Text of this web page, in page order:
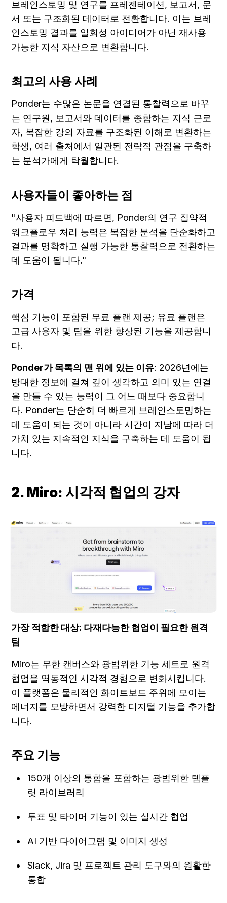
브레인스토밍 및 연구를 프레젠테이션, 보고서, 문
서 또는 구조화된 데이터로 전환합니다. 이는 브레
인스토밍 결과를 일회성 아이디어가 아닌 재사용
가능한 지식 자산으로 변환합니다.
최고의 사용 사례
Ponder는 수많은 논문을 연결된 통찰력으로 바꾸
는 연구원, 보고서와 데이터를 종합하는 지식 근로
자, 복잡한 강의 자료를 구조화된 이해로 변환하는
학생, 여러 출처에서 일관된 전략적 관점을 구축하
는 분석가에게 탁월합니다.
사용자들이 좋아하는 점
"사용자 피드백에 따르면, Ponder의 연구 집약적
워크플로우 처리 능력은 복잡한 분석을 단순화하고
결과를 명확하고 실행 가능한 통찰력으로 전환하는
데 도움이 됩니다."
가격
핵심 기능이 포함된 무료 플랜 제공; 유료 플랜은
고급 사용자 및 팀을 위한 향상된 기능을 제공합니
다.
Ponder가 목록의 맨 위에 있는 이유: 2026년에는
방대한 정보에 걸쳐 깊이 생각하고 의미 있는 연결
을 만들 수 있는 능력이 그 어느 때보다 중요합니
다. Ponder는 단순히 더 빠르게 브레인스토밍하는
데 도움이 되는 것이 아니라 시간이 지남에 따라 더
가치 있는 지속적인 지식을 구축하는 데 도움이 됩
니다.
2. Miro: 시각적 협업의 강자
가장 적합한 대상: 다재다능한 협업이 필요한 원격
팀
Miro는 무한 캔버스와 광범위한 기능 세트로 원격
협업을 역동적인 시각적 경험으로 변화시킵니다.
이 플랫폼은 물리적인 화이트보드 주위에 모이는
에너지를 모방하면서 강력한 디지털 기능을 추가합
니다.
주요 기능
150개 이상의 통합을 포함하는 광범위한 템플
릿 라이브러리
투표 및 타이머 기능이 있는 실시간 협업
AI 기반 다이어그램 및 이미지 생성
Slack, Jira 및 프로젝트 관리 도구와의 원활한
통합